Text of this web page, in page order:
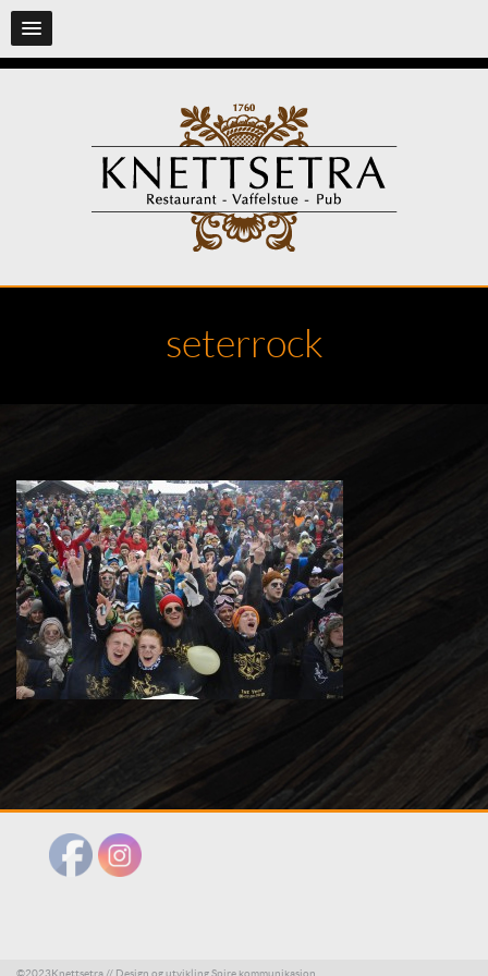
seterrock
©2023Knettsetra // Design og utvikling Spire kommunikasjon